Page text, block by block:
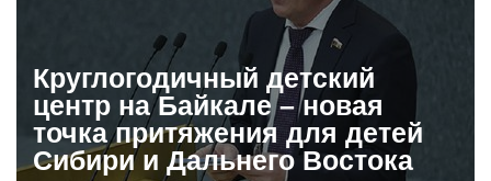
Круглогодичный детский
центр на Байкале – новая
точка притяжения для детей
Сибири и Дальнего Востока